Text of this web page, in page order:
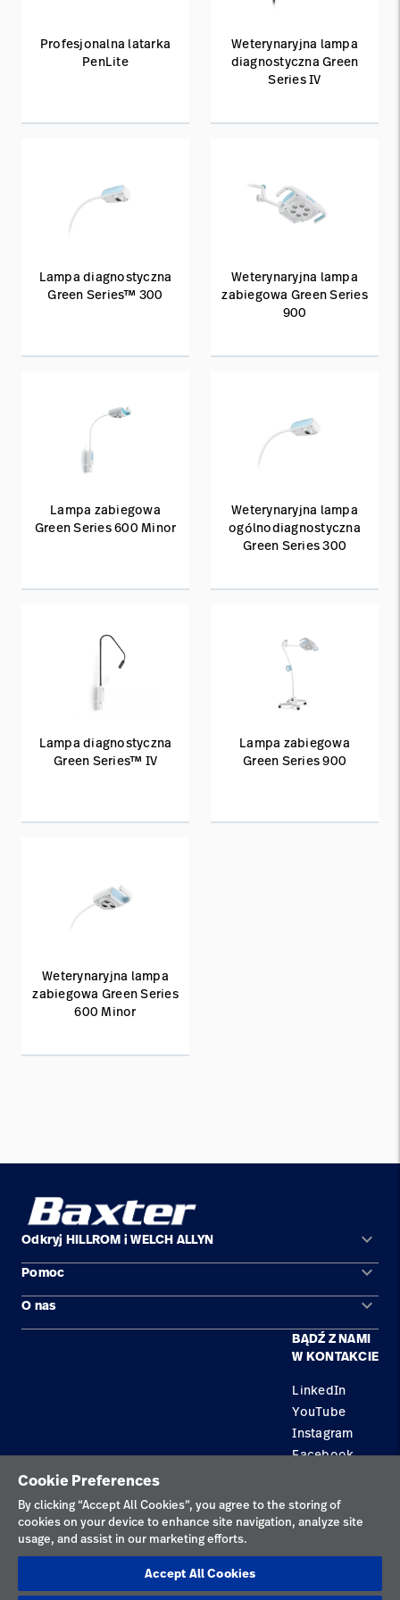
Profesjonalna latarka
PenLite
Weterynaryjna lampa
diagnostyczna Green
Series IV
Lampa diagnostyczna
Green Series™ 300
Weterynaryjna lampa
zabiegowa Green Series
900
Lampa zabiegowa
Green Series 600 Minor
Weterynaryjna lampa
ogólnodiagnostyczna
Green Series 300
Lampa diagnostyczna
Green Series™ IV
Lampa zabiegowa
Green Series 900
Weterynaryjna lampa
zabiegowa Green Series
600 Minor
Odkryj HILLROM i WELCH ALLYN keyboard_arrow_down
Obszary zastosowań
Produkty
Pomoc keyboard_arrow_down
Kontakt
O nas keyboard_arrow_down
BĄDŹ Z NAMI
W KONTAKCIE
LinkedIn
YouTube
Instagram
Facebook
Polityka prywatności
Regulamin korzystania
Odpowiedzialne ujawnianie informacji
Cookie Preferences
By clicking “Accept All Cookies”, you agree to the storing of
cookies on your device to enhance site navigation, analyze site
usage, and assist in our marketing efforts.
Accept All Cookies